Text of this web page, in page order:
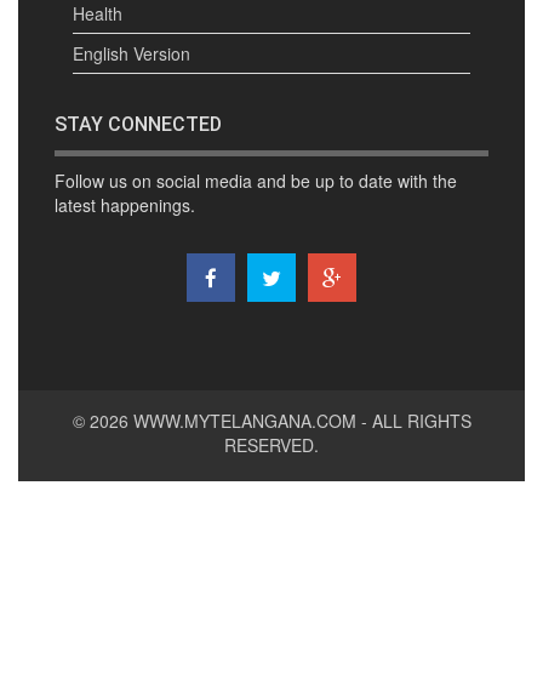
Health
English Version
STAY CONNECTED
Follow us on social media and be up to date with the
latest happenings.
© 2026 WWW.MYTELANGANA.COM - ALL RIGHTS
RESERVED.